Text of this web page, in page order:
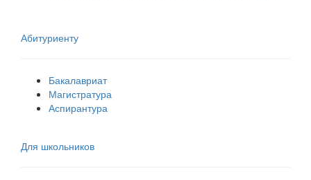
Абитуриенту
Бакалавриат
Магистратура
Аспирантура
Для школьников